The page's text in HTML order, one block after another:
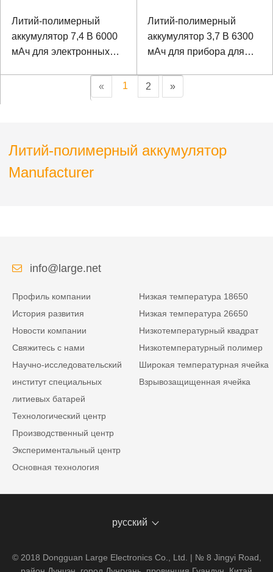
Литий-полимерный
аккумулятор 7,4 В 6000
мАч для электронных
Литий-полимерный
аккумулятор 3,7 В 6300
мАч для прибора для
сигналов
« 1 2 »
Литий-полимерный аккумулятор
Manufacturer
info@large.net
Профиль компании
История развития
Новости компании
Свяжитесь с нами
Научно-исследовательский
институт специальных
литиевых батарей
Технологический центр
Производственный центр
Экспериментальный центр
Основная технология
Низкая температура 18650
Низкая температура 26650
Низкотемпературный квадрат
Низкотемпературный полимер
Широкая температурная ячейка
Взрывозащищенная ячейка
русский
© 2018 Dongguan Large Electronics Co., Ltd. | № 8 Jingyi Road,